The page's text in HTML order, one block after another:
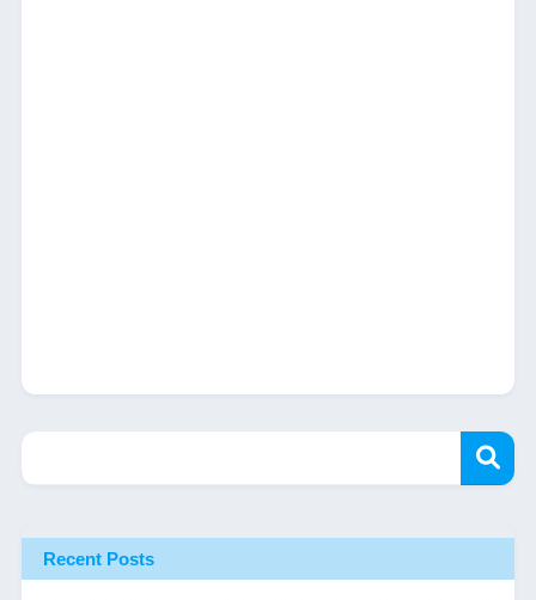
Recent Posts